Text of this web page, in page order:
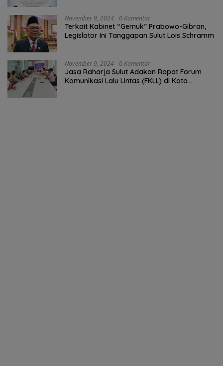
November 9, 2024 0 Komentar
Terkait Kabinet “Gemuk” Prabowo-Gibran,
Legislator Ini Tanggapan Sulut Lois Schramm
November 9, 2024 0 Komentar
Jasa Raharja Sulut Adakan Rapat Forum
Komunikasi Lalu Lintas (FKLL) di Kota